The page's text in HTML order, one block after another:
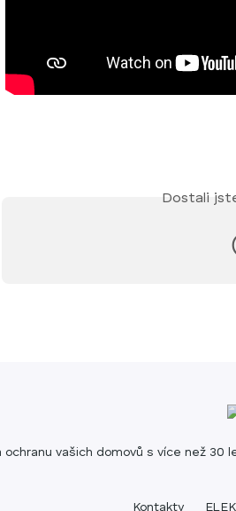
Dostali
vašich domovů s více než 30
Kontakty